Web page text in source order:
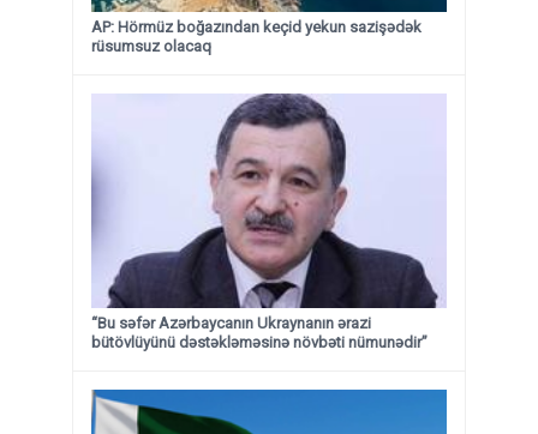
AP: Hörmüz boğazından keçid yekun sazişədək
rüsumsuz olacaq
“Bu səfər Azərbaycanın Ukraynanın ərazi
bütövlüyünü dəstəkləməsinə növbəti nümunədir”